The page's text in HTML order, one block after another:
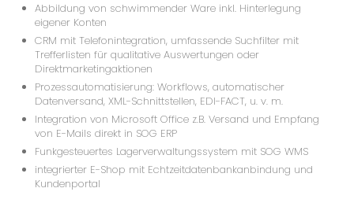
Abbildung von schwimmender Ware inkl. Hinterlegung
eigener Konten
CRM mit Telefonintegration, umfassende Suchfilter mit
Trefferlisten für qualitative Auswertungen oder
Direktmarketingaktionen
Prozessautomatisierung: Workflows, automatischer
Datenversand, XML-Schnittstellen, EDI-FACT, u. v. m.
Integration von Microsoft Office z.B. Versand und Empfang
von E-Mails direkt in SOG ERP
Funkgesteuertes Lagerverwaltungssystem mit SOG WMS
integrierter E-Shop mit Echtzeitdatenbankanbindung und
Kundenportal